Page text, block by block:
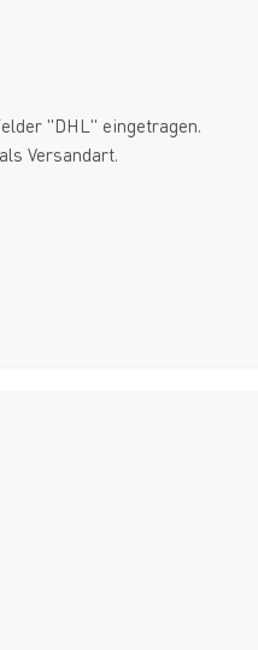
"DHL" eingetragen.
Versandart.